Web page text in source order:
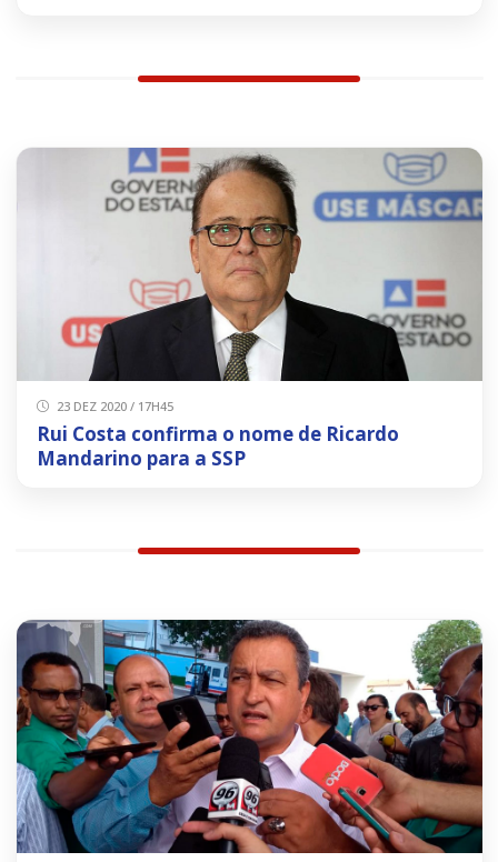
23 DEZ 2020 / 17H45
Rui Costa confirma o nome de Ricardo
Mandarino para a SSP